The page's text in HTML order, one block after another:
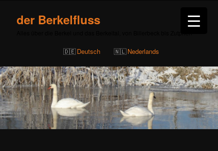
der Berkelfluss
Deutsch Nederlands